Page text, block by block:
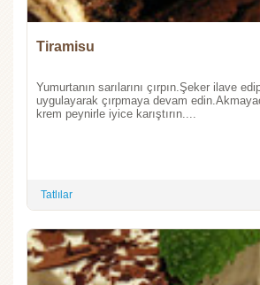
Tiramisu
Yumurtanın sarılarını çırpın.Şeker ilave
uygulayarak çırpmaya devam
krem peynirle iyice karıştırın....
Tatlılar